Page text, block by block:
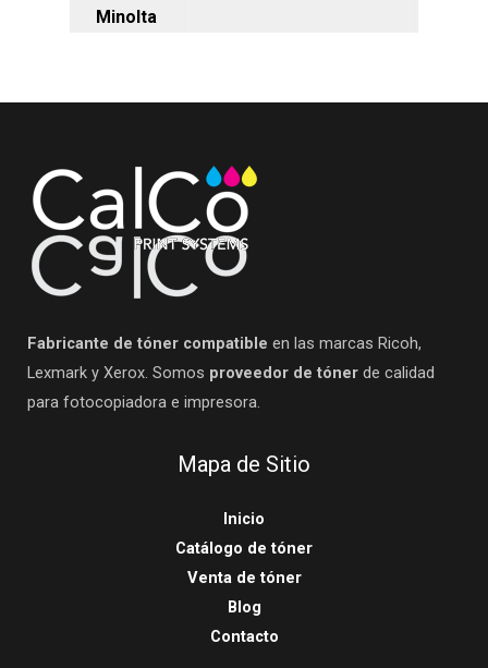
Minolta
Fabricante de tóner compatible en las marcas Ricoh,
Lexmark y Xerox. Somos proveedor de tóner de calidad
para fotocopiadora e impresora.
Mapa de Sitio
Inicio
Catálogo de tóner
Venta de tóner
Blog
Contacto